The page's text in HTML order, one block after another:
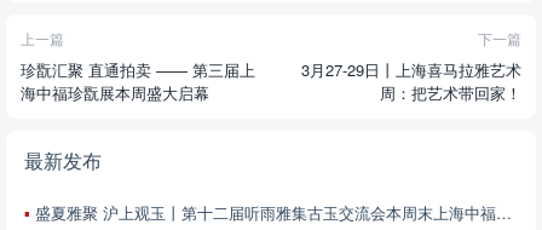
上一篇
珍翫汇聚 直通拍卖 —— 第三届上
海中福珍翫展本周盛大启幕
下一篇
3月27-29日丨上海喜马拉雅艺术
周：把艺术带回家！
最新发布
盛夏雅聚 沪上观玉丨第十二届听雨雅集古玉交流会本周末上海中福古玩城启幕